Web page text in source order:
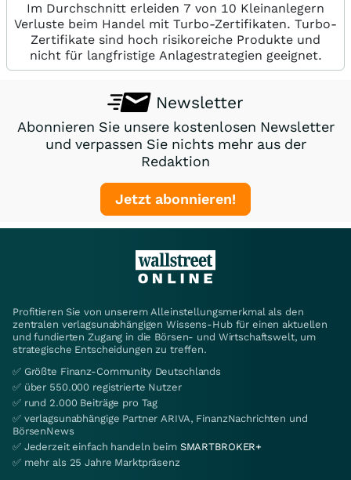
Im Durchschnitt erleiden 7 von 10 Kleinanlegern
Verluste beim Handel mit Turbo-Zertifikaten. Turbo-
Zertifikate sind hoch risikoreiche Produkte und
nicht für langfristige Anlagestrategien geeignet.
Newsletter
Abonnieren Sie unsere kostenlosen Newsletter
und verpassen Sie nichts mehr aus der
Redaktion
Jetzt abonnieren!
Profitieren Sie von unserem Alleinstellungsmerkmal als den
zentralen verlagsunabhängigen Wissens-Hub für einen aktuellen
und fundierten Zugang in die Börsen- und Wirtschaftswelt, um
strategische Entscheidungen zu treffen.
✅ Größte Finanz-Community Deutschlands
✅ über 550.000 registrierte Nutzer
✅ rund 2.000 Beiträge pro Tag
✅ verlagsunabhängige Partner ARIVA, FinanzNachrichten und
BörsenNews
✅ Jederzeit einfach handeln beim SMARTBROKER+
✅ mehr als 25 Jahre Marktpräsenz